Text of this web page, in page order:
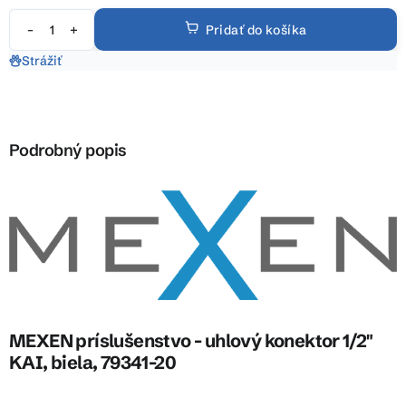
Pridať do košíka
Strážiť
Podrobný popis
MEXEN príslušenstvo - uhlový konektor 1/2"
KAI, biela, 79341-20